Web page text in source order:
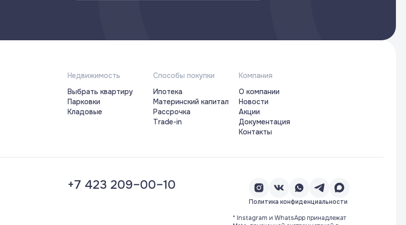
Недвижимость
Выбрать квартиру
Парковки
Кладовые
Способы покупки
Ипотека
Материнский капитал
Рассрочка
Trade-in
Компания
О компании
Новости
Акции
Документация
Контакты
+7 423 209–00–10
Политика конфиденциальности
* Instagram и WhatsApp принадлежат